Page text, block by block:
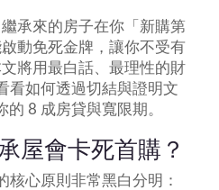
承來的房子在你「新購第
動免死金牌，讓你不受有
將用最白話、最理性的財
看如何透過切結與證明文
8 成房貸與寬限期。
屋會卡死首購？
核心原則非常黑白分明：